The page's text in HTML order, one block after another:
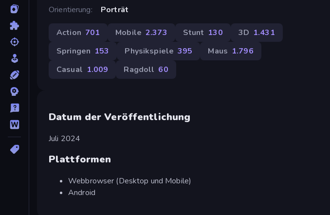
Orientierung
Porträt
Action 701 Mobile 2.373 Stunt 130 3D 1.431
Springen 153 Physikspiele 395 Maus 1.796
Casual 1.009 Ragdoll 60
Datum der Veröffentlichung
Juli 2024
Plattformen
Webbrowser (Desktop und Mobile)
Android